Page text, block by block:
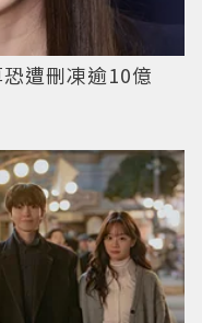
恐遭刪凍逾10億